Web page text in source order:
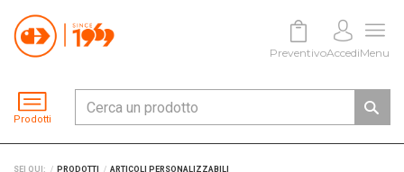
Prodotti
PreventivoAccediMenu
SEI QUI: PRODOTTI ARTICOLI PERSONALIZZABILI